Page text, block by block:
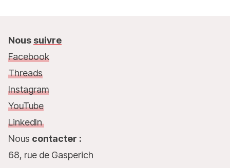
Nous suivre
Facebook
Threads
Instagram
YouTube
LinkedIn
Nous contacter :
68, rue de Gasperich